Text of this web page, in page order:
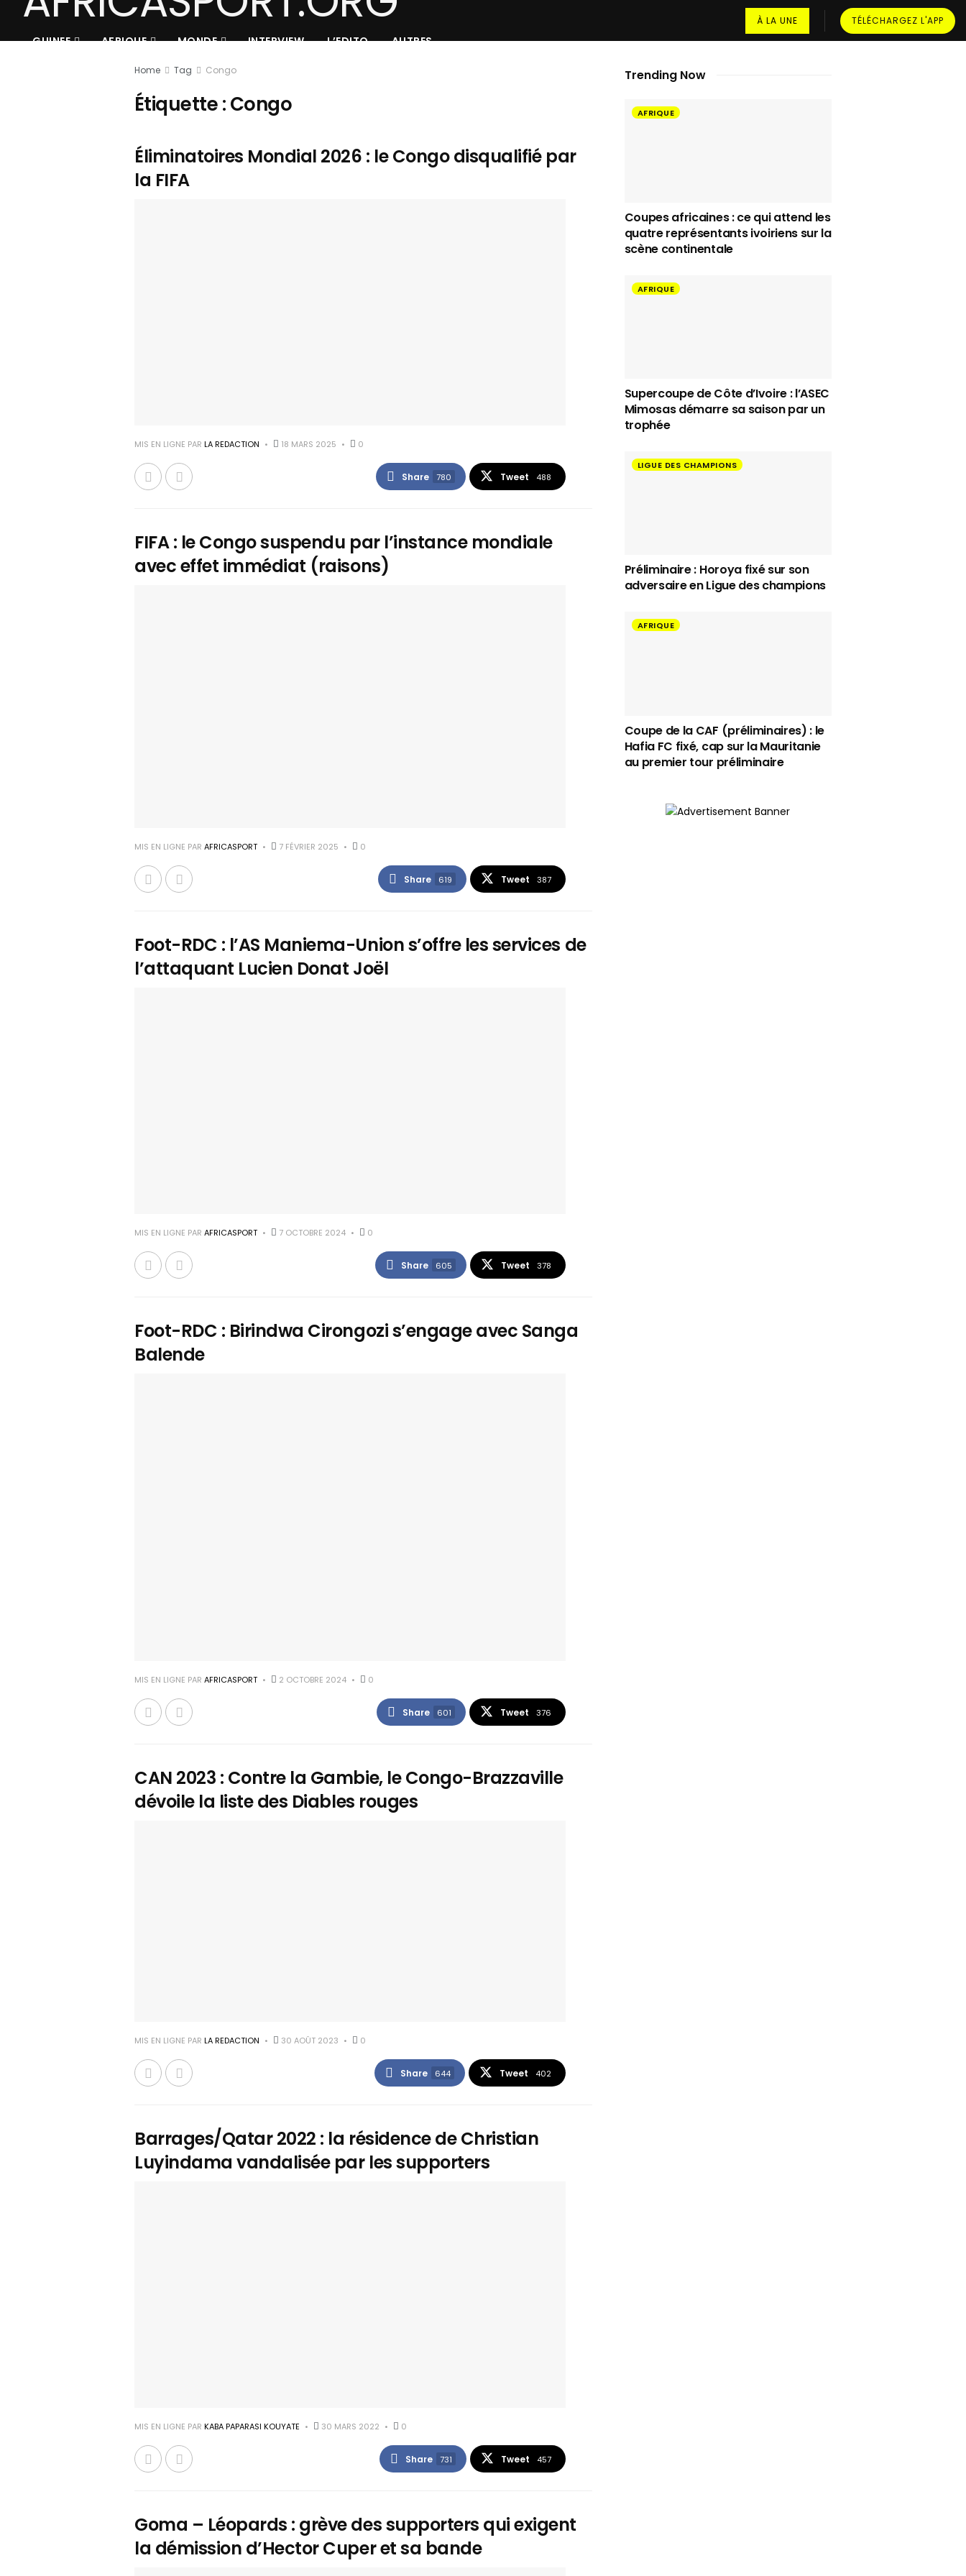
GUINEE AFRIQUE MONDE INTERVIEW L’EDITO AUTRES
À LA UNE TÉLÉCHARGEZ L'APP
Home Tag Congo
Étiquette :Congo
Éliminatoires Mondial 2026 : le Congo disqualifié par
la FIFA
MIS EN LIGNE PAR LA REDACTION 18 MARS 2025 0
Share 780 Tweet 488
FIFA : le Congo suspendu par l’instance mondiale
avec effet immédiat (raisons)
MIS EN LIGNE PAR AFRICASPORT 7 FÉVRIER 2025 0
Share 619 Tweet 387
Foot-RDC : l’AS Maniema-Union s’offre les services de
l’attaquant Lucien Donat Joël
MIS EN LIGNE PAR AFRICASPORT 7 OCTOBRE 2024 0
Share 605 Tweet 378
Foot-RDC : Birindwa Cirongozi s’engage avec Sanga
Balende
MIS EN LIGNE PAR AFRICASPORT 2 OCTOBRE 2024 0
Share 601 Tweet 376
CAN 2023 : Contre la Gambie, le Congo-Brazzaville
dévoile la liste des Diables rouges
MIS EN LIGNE PAR LA REDACTION 30 AOÛT 2023 0
Share 644 Tweet 402
Barrages/Qatar 2022 : la résidence de Christian
Luyindama vandalisée par les supporters
MIS EN LIGNE PAR KABA PAPARASI KOUYATE 30 MARS 2022 0
Share 731 Tweet 457
Goma – Léopards : grève des supporters qui exigent
la démission d’Hector Cuper et sa bande
Trending Now
AFRIQUE
Coupes africaines : ce qui attend les
quatre représentants ivoiriens sur la
scène continentale
AFRIQUE
Supercoupe de Côte d’Ivoire : l’ASEC
Mimosas démarre sa saison par un
trophée
LIGUE DES CHAMPIONS
Préliminaire : Horoya fixé sur son
adversaire en Ligue des champions
AFRIQUE
Coupe de la CAF (préliminaires) : le
Hafia FC fixé, cap sur la Mauritanie
au premier tour préliminaire